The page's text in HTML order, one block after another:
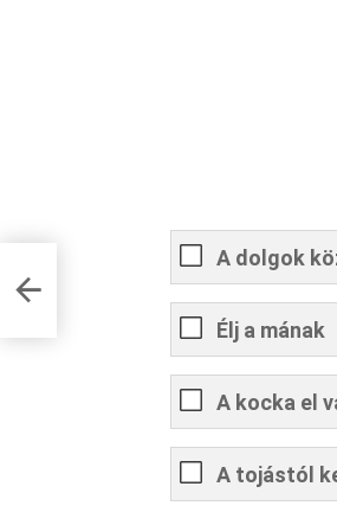
A dolgok
Élj a mának
A kocka el
A tojástól